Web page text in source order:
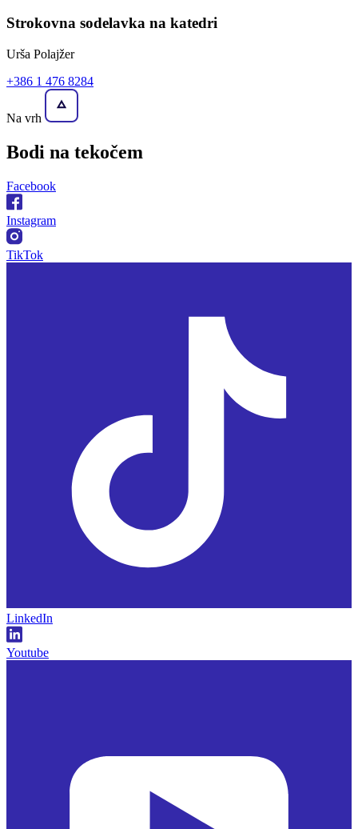
Strokovna sodelavka na katedri
Urša Polajžer
+386 1 476 8284
Na vrh
Bodi na tekočem
Facebook
Instagram
TikTok
LinkedIn
Youtube